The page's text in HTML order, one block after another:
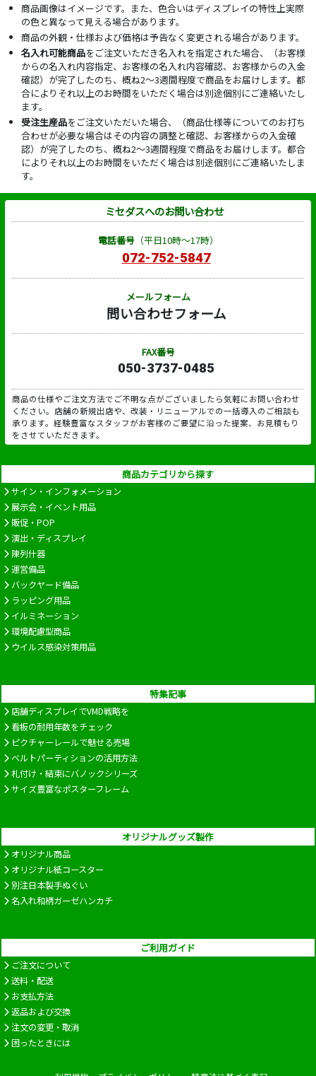
商品画像はイメージです。また、色合いはディスプレイの特性上実際
の色と異なって見える場合があります。
商品の外観・仕様および価格は予告なく変更される場合があります。
名入れ可能商品をご注文いただき名入れを指定された場合、（お客様
からの名入れ内容指定、お客様の名入れ内容確認、お客様からの入金
確認）が完了したのち、概ね2～3週間程度で商品をお届けします。都
合によりそれ以上のお時間をいただく場合は別途個別にご連絡いたし
ます。
受注生産品をご注文いただいた場合、（商品仕様等についてのお打ち
合わせが必要な場合はその内容の調整と確認、お客様からの入金確
認）が完了したのち、概ね2～3週間程度で商品をお届けします。都合
によりそれ以上のお時間をいただく場合は別途個別にご連絡いたしま
す。
ミセダスへのお問い合わせ
電話番号（平日10時～17時）
072-752-5847
メールフォーム
問い合わせフォーム
FAX番号
050-3737-0485
商品の仕様やご注文方法でご不明な点がございましたら気軽にお問い合わせ
ください。店舗の新規出店や、改装・リニューアルでの一括導入のご相談も
承ります。経験豊富なスタッフがお客様のご要望に沿った提案、お見積もり
をさせていただきます。
商品カテゴリから探す
サイン・インフォメーション
展示会・イベント用品
販促・POP
演出・ディスプレイ
陳列什器
運営備品
バックヤード備品
ラッピング用品
イルミネーション
環境配慮型商品
ウイルス感染対策用品
特集記事
店舗ディスプレイでVMD戦略を
看板の耐用年数をチェック
ピクチャーレールで魅せる売場
ベルトパーティションの活用方法
札付け・結束にバノックシリーズ
サイズ豊富なポスターフレーム
オリジナルグッズ製作
オリジナル商品
オリジナル紙コースター
別注日本製手ぬぐい
名入れ和柄ガーゼハンカチ
ご利用ガイド
ご注文について
送料・配送
お支払方法
返品および交換
注文の変更・取消
困ったときには